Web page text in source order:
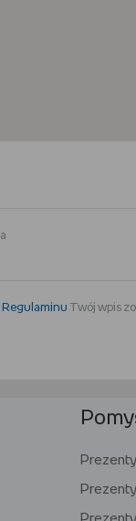
Regulaminu Twój wpis